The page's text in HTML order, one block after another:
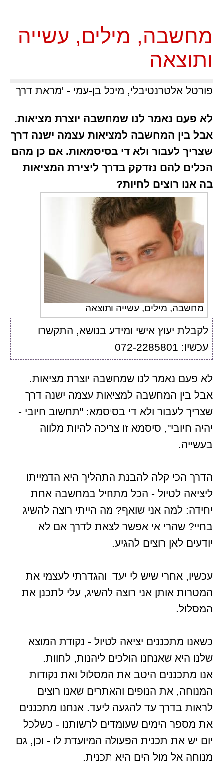
מחשבה, מילים, עשייה
ותוצאה
פורטל אלטרנטיבלי, מיכל בן-עמי - 'מראת דרך
לא פעם נאמר לנו שמחשבה יוצרת מציאות.
אבל בין המחשבה למציאות עצמה ישנה דרך
שצריך לעבור ולא די בסיסמאות. אם כן מהם
הכלים להם נזדקק בדרך ליצירת המציאות
בה אנו רוצים לחיות?
מחשבה, מילים, עשייה ותוצאה
לקבלת יעוץ אישי ומידע בנושא, התקשרו
עכשיו: 072-2285801
לא פעם נאמר לנו שמחשבה יוצרת מציאות.
אבל בין המחשבה למציאות עצמה ישנה דרך
שצריך לעבור ולא די בסיסמא: "תחשוב חיובי -
יהיה חיובי", סיסמא זו צריכה להיות מלווה
בעשייה.
הדרך הכי קלה להבנת התהליך היא הדמייתו
ליציאה לטיול - הכל מתחיל במחשבה אחת
יחידה: למה אני שואף? מה הייתי רוצה להשיג
בחיי? שהרי אי אפשר לצאת לדרך אם לא
יודעים לאן רוצים להגיע.
עכשיו, אחרי שיש לי יעד, והגדרתי לעצמי את
המטרות אותן אני רוצה להשיג, עלי לתכנן את
המסלול.
כשאנו מתכננים יציאה לטיול - נקודת המוצא
שלנו היא שאנחנו הולכים ליהנות, לחוות.
אנו מתכננים היטב את המסלול ואת נקודות
המנוחה, את הנופים והאתרים שאנו רוצים
לראות בדרך עד להגעה ליעד. אנחנו מתכננים
את מספר הימים שעומדים לרשותנו - כשלכל
יום יש את תכנית הפעולה המיועדת לו - וכן, גם
מנוחה אל מול הים היא תכנית.